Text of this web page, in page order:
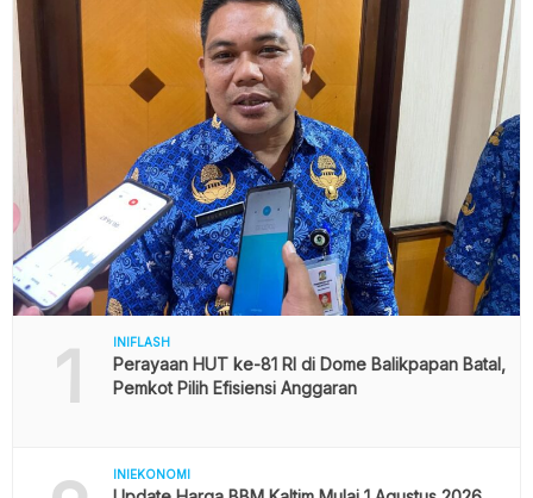
1 INIFLASH
Perayaan HUT ke-81 RI di Dome Balikpapan Batal,
Pemkot Pilih Efisiensi Anggaran
INIEKONOMI